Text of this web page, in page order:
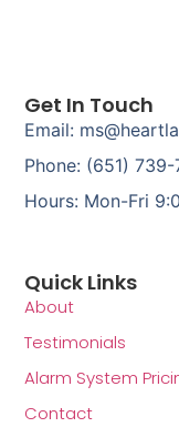
Quick Links
About
Testimonials
Alarm System
Contact
Get In Touch
Email:
Phone: (651) 739-
Hours: Mon-Fri